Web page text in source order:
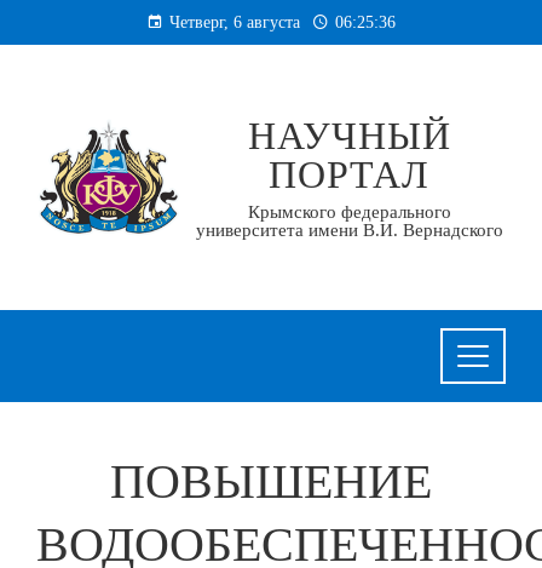
к
Четверг, 6 августа 06:25:37
НАУЧНЫЙ
ПОРТАЛ
Крымского федерального
университета имени В.И. Вернадского
ПОВЫШЕНИЕ